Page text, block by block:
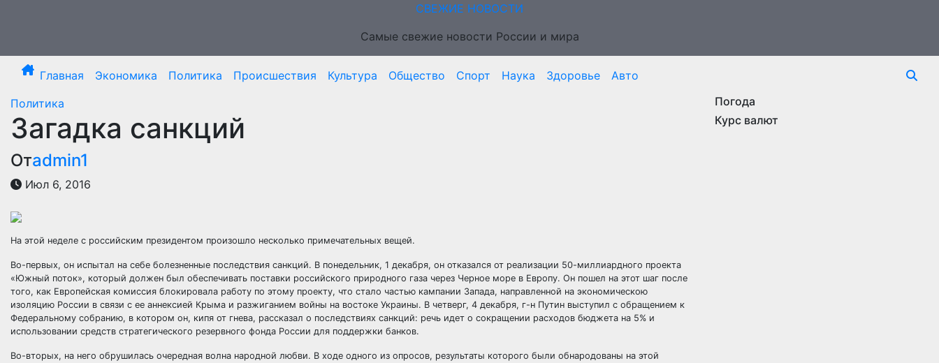
СВЕЖИЕ НОВОСТИ
Самые свежие новости России и мира
Главная Экономика Политика Происшествия Культура Общество Спорт Наука Здоровье
Авто
Политика
Загадка санкций
Отadmin1
Июл 6, 2016
На этой неделе с российским президентом произошло несколько примечательных вещей.
Во-первых, он испытал на себе болезненные последствия санкций. В понедельник, 1 декабря, он отказался от реализации 50-миллиардного проекта
«Южный поток», который должен был обеспечивать поставки российского природного газа через Черное море в Европу. Он пошел на этот шаг после
того, как Европейская комиссия блокировала работу по этому проекту, что стало частью кампании Запада, направленной на экономическою
изоляцию России в связи с ее аннексией Крыма и разжиганием войны на востоке Украины. В четверг, 4 декабря, г-н Путин выступил с обращением к
Федеральному собранию, в котором он, кипя от гнева, рассказал о последствиях санкций: речь идет о сокращении расходов бюджета на 5% и
использовании средств стратегического резервного фонда России для поддержки банков.
Во-вторых, на него обрушилась очередная волна народной любви. В ходе одного из опросов, результаты которого были обнародованы на этой
Погода
Курс валют